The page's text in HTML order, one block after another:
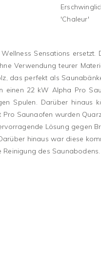
'Chaleur'
Sensations
Verwendung teurer
das perfekt als
einen 22 kW Alpha Pro
Spulen. Darüber hinaus
Saunaofen wurden
Lösung gegen
hinaus war diese
des Saunabodens.